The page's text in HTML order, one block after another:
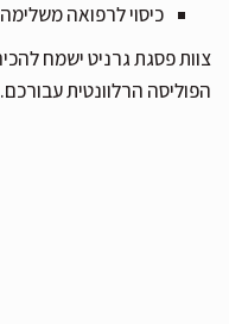
כיסוי לרפואה משלימה
צוות פסגת גרניט ישמח
הפוליסה הרלוונטית